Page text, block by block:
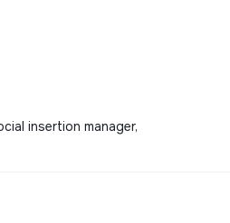
insertion manager,